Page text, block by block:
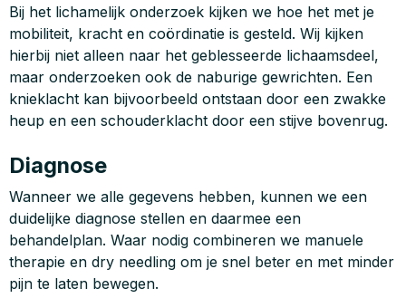
Bij het lichamelijk onderzoek kijken we hoe het met je
mobiliteit, kracht en coördinatie is gesteld. Wij kijken
hierbij niet alleen naar het geblesseerde lichaamsdeel,
maar onderzoeken ook de naburige gewrichten. Een
knieklacht kan bijvoorbeeld ontstaan door een zwakke
heup en een schouderklacht door een stijve bovenrug.
Diagnose
Wanneer we alle gegevens hebben, kunnen we een
duidelijke diagnose stellen en daarmee een
behandelplan. Waar nodig combineren we manuele
therapie en dry needling om je snel beter en met minder
pijn te laten bewegen.